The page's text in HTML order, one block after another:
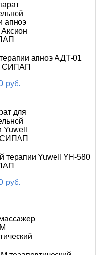
апноэ АДТ-01
СИПАП
руб.
терапии Yuwell YH-580
руб.